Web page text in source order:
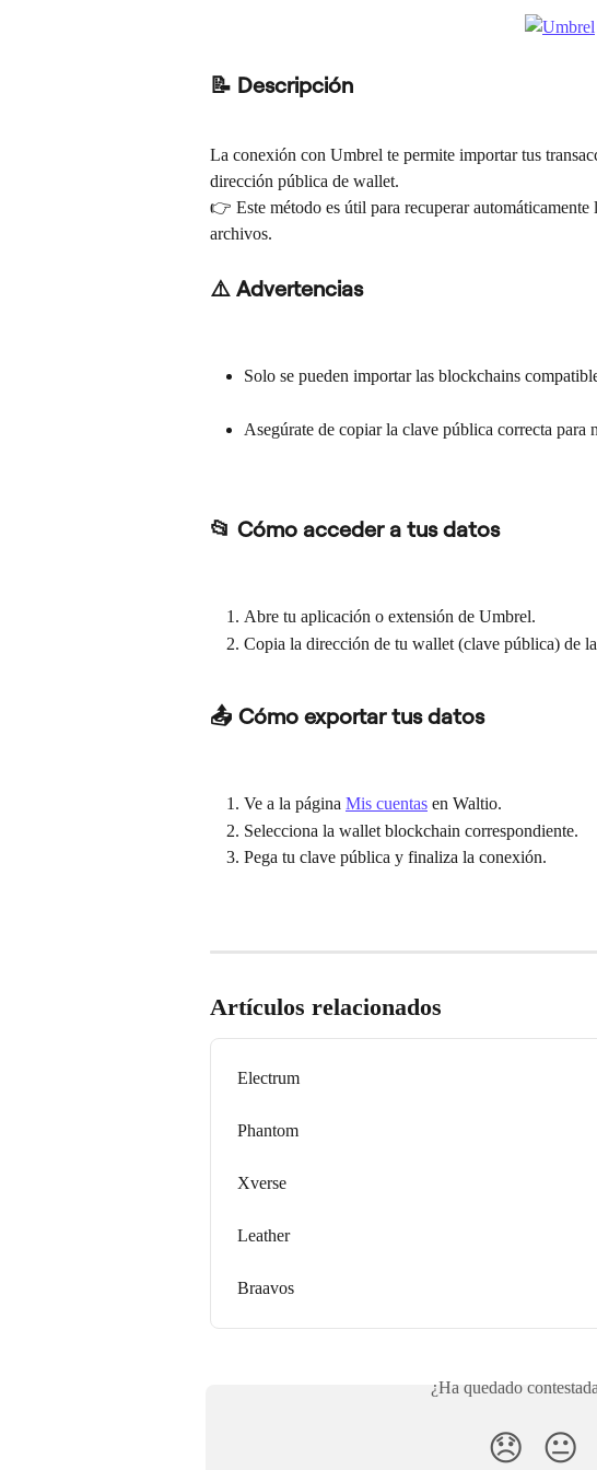
📝 Descripción
La conexión con Umbrel te permite importar tus
dirección pública de wallet.
👉 Este método es útil para recuperar automáticamente
archivos.
⚠️ Advertencias
Solo se pueden importar las blockchains
Asegúrate de copiar la clave pública correcta para
📂 Cómo acceder a tus datos
Abre tu aplicación o extensión de Umbrel.
Copia la dirección de tu wallet (clave pública) de
📤 Cómo exportar tus datos
Ve a la página Mis cuentas en Waltio.
Selecciona la wallet blockchain correspondiente.
Pega tu clave pública y finaliza la conexión.
Artículos relacionados
Electrum
Phantom
Xverse
Leather
Braavos
¿Ha quedado
😞 😐